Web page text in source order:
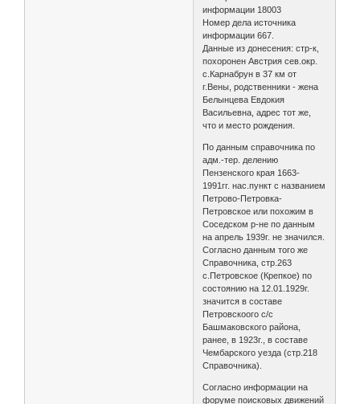
информации 18003
Номер дела источника
информации 667.
Данные из донесения: стр-к,
похоронен Австрия сев.окр.
с.Карнабрун в 37 км от
г.Вены, родственники - жена
Белынцева Евдокия
Васильевна, адрес тот же,
что и место рождения.
По данным справочника по
адм.-тер. делению
Пензенского края 1663-
1991гг. нас.пункт с названием
Петрово-Петровка-
Петровское или похожим в
Соседском р-не по данным
на апрель 1939г. не значился.
Согласно данным того же
Справочника, стр.263
с.Петровское (Крепкое) по
состоянию на 12.01.1929г.
значится в составе
Петровскоого с/с
Башмаковского района,
ранее, в 1923г., в составе
Чембарского уезда (стр.218
Справочника).
Согласно информации на
форуме поисковых движений